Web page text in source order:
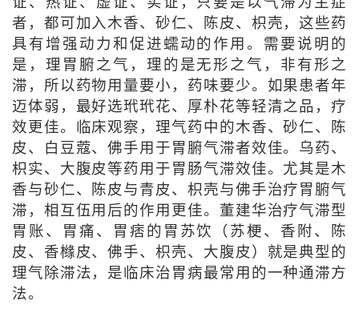
者，都可加入木香、砂仁、陈皮、枳壳，这些药
具有增强动力和促进蠕动的作用。需要说明的
是，理胃腑之气，理的是无形之气，非有形之
滞，所以药物用量要小，药味要少。如果患者年
迈体弱，最好选玳玳花、厚朴花等轻清之品，疗
效更佳。临床观察，理气药中的木香、砂仁、陈
皮、白豆蔻、佛手用于胃腑气滞者效佳。乌药、
枳实、大腹皮等药用于胃肠气滞效佳。尤其是木
香与砂仁、陈皮与青皮、枳壳与佛手治疗胃腑气
滞，相互伍用后的作用更佳。董建华治疗气滞型
胃账、胃痛、胃痞的胃苏饮（苏梗、香附、陈
皮、香橼皮、佛手、枳壳、大腹皮）就是典型的
理气除滞法，是临床治胃病最常用的一种通滞方
法。